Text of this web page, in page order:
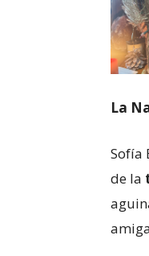
La
Sofía
de la